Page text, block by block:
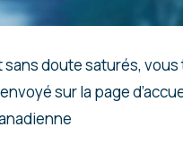
Détails de la demande »
de choisir «
sans doute saturés,
sur la page